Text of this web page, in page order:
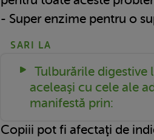
- Super enzime pentru o
SARI LA
Tulburările digestive
aceleaşi cu cele ale
manifestă prin:
Copiii pot fi afectaţi de